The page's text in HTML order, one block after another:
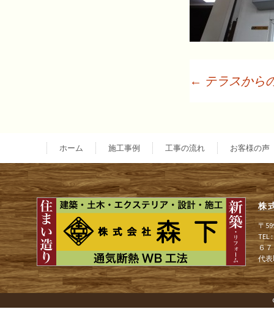
稿
ナ
ビ
ゲ
ー
← テラスから
ホーム 施工事例 工事の流れ お客様の声
株
〒
TEL
６
代